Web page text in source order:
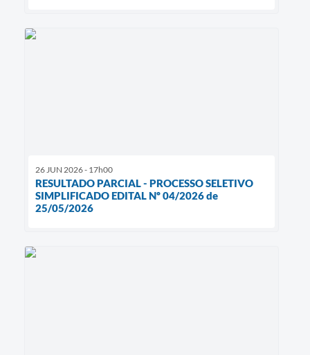
26 JUN 2026 - 17h00
RESULTADO PARCIAL - PROCESSO SELETIVO
SIMPLIFICADO EDITAL Nº 04/2026 de
25/05/2026